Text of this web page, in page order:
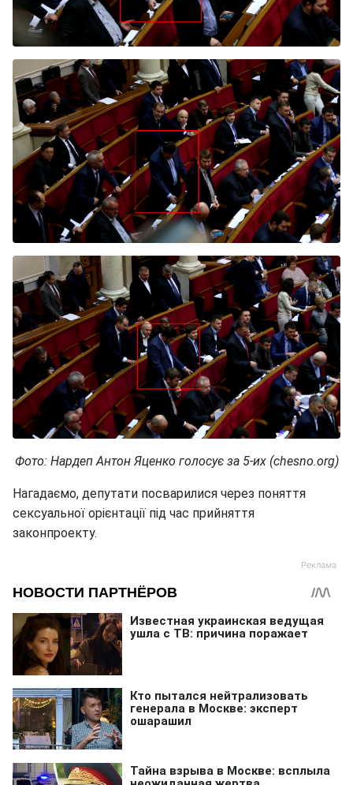
Фото: Нардеп Антон Яценко голосує за 5-их (chesno.org)
Нагадаємо, депутати посварилися через поняття
сексуальної орієнтації під час прийняття
законпроекту.